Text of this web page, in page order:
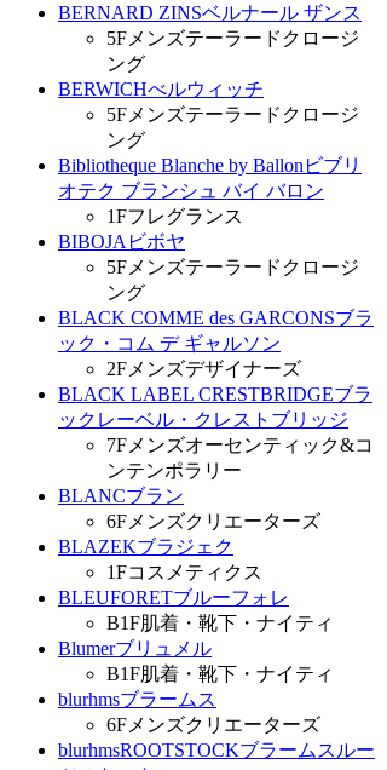
BERNARD ZINSベルナール ザンス
5F メンズテーラードクロージ
ング
BERWICHべルウィッチ
5F メンズテーラードクロージ
ング
Bibliotheque Blanche by Ballon ビブリ
オテク ブランシュ バイ バロン
1Fフレグランス
BIBOJA ビボヤ
5F メンズテーラードクロージ
ング
BLACK COMME des GARCONSブラ
ック・コム デ ギャルソン
2F メンズデザイナーズ
BLACK LABEL CRESTBRIDGEブラ
ックレーベル・クレストブリッジ
7F メンズオーセンティック&コ
ンテンポラリー
BLANCブラン
6F メンズクリエーターズ
BLAZEKブラジェク
1Fコスメティクス
BLEUFORETブルーフォレ
B1F肌着・靴下・ナイティ
Blumerブリュメル
B1F肌着・靴下・ナイティ
blurhmsブラームス
6F メンズクリエーターズ
blurhmsROOTSTOCKブラームスルー